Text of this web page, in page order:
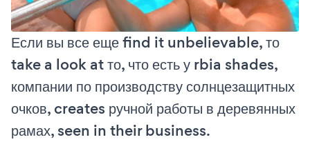
Если вы все еще find it unbelievable, то
take a look at то, что есть у rbia shades,
компании по производству солнцезащитных
очков, creates ручной работы в деревянных
рамах, seen in their business.